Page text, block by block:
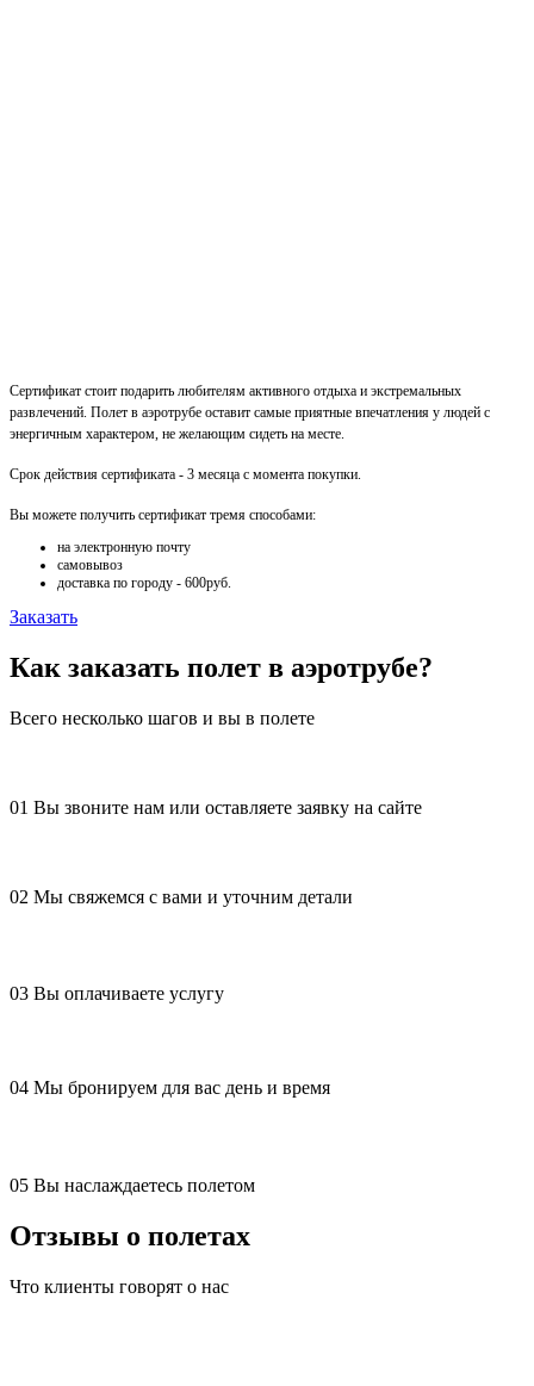
Сертификат стоит подарить любителям активного отдыха и экстремальных
развлечений. Полет в аэротрубе оставит самые приятные впечатления у людей с
энергичным характером, не желающим сидеть на месте.
Срок действия сертификата - 3 месяца с момента покупки.
Вы можете получить сертификат тремя способами:
на электронную почту
самовывоз
доставка по городу - 600руб.
Заказать
Как заказать полет в аэротрубе?
Всего несколько шагов и вы в полете
01 Вы звоните нам или оставляете заявку на сайте
02 Мы свяжемся с вами и уточним детали
03 Вы оплачиваете услугу
04 Мы бронируем для вас день и время
05 Вы наслаждаетесь полетом
Отзывы о полетах
Что клиенты говорят о нас